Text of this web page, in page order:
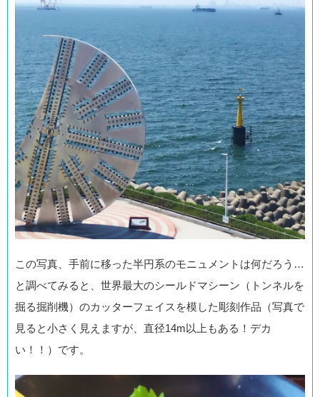
この写真、手前に移った半円系のモニュメントは何だろう…
と調べてみると、世界最大のシールドマシーン（トンネルを
掘る掘削機）のカッターフェイスを模した彫刻作品（写真で
見ると小さく見えますが、直径14m以上もある！デカ
い！！）です。